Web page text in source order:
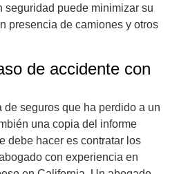
seguridad puede minimizar su
presencia de camiones y otros
de accidente con
de seguros que ha perdido a un
una copia del informe
debe hacer es contratar los
con experiencia en